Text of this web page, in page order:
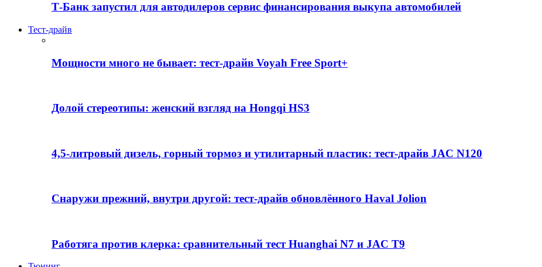
Т-Банк запустил для автодилеров сервис финансирования выкупа автомобилей
Тест-драйв
Мощности много не бывает: тест-драйв Voyah Free Sport+
Долой стереотипы: женский взгляд на Hongqi HS3
4,5-литровый дизель, горный тормоз и утилитарный пластик: тест-драйв JAC N120
Снаружи прежний, внутри другой: тест-драйв обновлённого Haval Jolion
Работяга против клерка: сравнительный тест Huanghai N7 и JAC T9